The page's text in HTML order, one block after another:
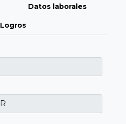
Datos laborales
Logros